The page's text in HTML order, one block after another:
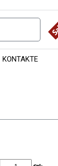
KONTAKTE